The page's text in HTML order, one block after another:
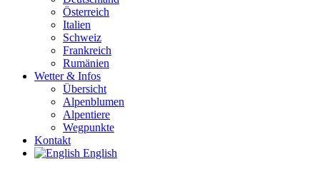
Österreich
Italien
Schweiz
Frankreich
Rumänien
Wetter & Infos
Übersicht
Alpenblumen
Alpentiere
Wegpunkte
Kontakt
English